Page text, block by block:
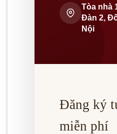
Tòa nhà
Đàn 2,
Nội
Đăng ký
miễn phí